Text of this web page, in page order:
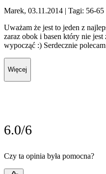
Marek, 03.11.2014 | Tagi: 56-
Uważam że jest to jeden z
zaraz obok i basen który nie
wypocząć :) Serdecznie
Więcej
6.0/6
Czy ta opinia była pomocna?